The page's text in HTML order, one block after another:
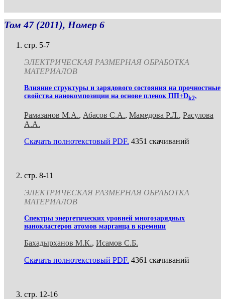
Том 47 (2011), Номер 6
стр. 5-7
ЭЛЕКТРИЧЕСКАЯ РАЗМЕРНАЯ ОБРАБОТКА
МАТЕРИАЛОВ
Влияние структуры и зарядового состояния на прочностные
свойства нанокомпозиции на основе пленок ПП+Dk2.
Рамазанов М.А., Абасов С.А., Мамедова Р.Л., Расулова
А.А.
Скачать полнотекстовый PDF. 4351 скачиваний
стр. 8-11
ЭЛЕКТРИЧЕСКАЯ РАЗМЕРНАЯ ОБРАБОТКА
МАТЕРИАЛОВ
Спектры энергетических уровней многозарядных
нанокластеров атомов марганца в кремнии
Бахадырханов М.К., Исамов С.Б.
Скачать полнотекстовый PDF. 4361 скачиваний
стр. 12-16